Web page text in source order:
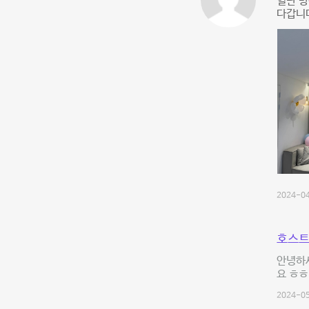
다갑
2024-
호스
안녕하
요 ㅎ
2024-